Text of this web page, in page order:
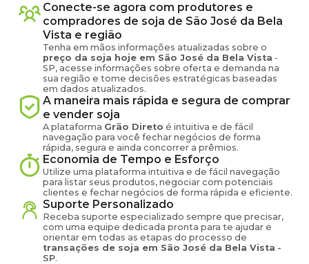
Conecte-se agora com produtores e
compradores de soja de São José da Bela
Vista e região
Tenha em mãos informações atualizadas sobre o
preço da soja hoje em São José da Bela Vista -
SP, acesse informações sobre oferta e demanda na
sua região e tome decisões estratégicas baseadas
em dados atualizados.
A maneira mais rápida e segura de comprar
e vender soja
A plataforma Grão Direto é intuitiva e de fácil
navegação para você fechar negócios de forma
rápida, segura e ainda concorrer a prêmios.
Economia de Tempo e Esforço
Utilize uma plataforma intuitiva e de fácil navegação
para listar seus produtos, negociar com potenciais
clientes e fechar negócios de forma rápida e eficiente.
Suporte Personalizado
Receba suporte especializado sempre que precisar,
com uma equipe dedicada pronta para te ajudar e
orientar em todas as etapas do processo de
transações de soja em São José da Bela Vista -
SP.